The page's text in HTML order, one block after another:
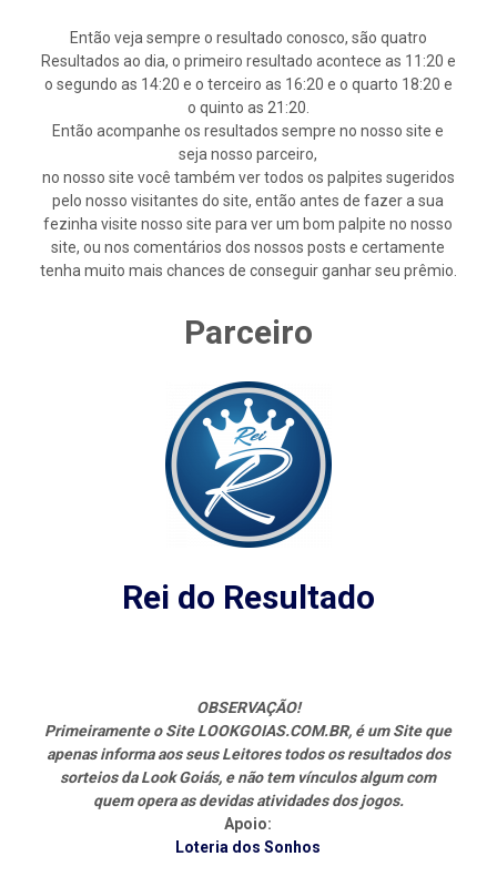
Então veja sempre o resultado conosco, são quatro
Resultados ao dia, o primeiro resultado acontece as 11:20 e
o segundo as 14:20 e o terceiro as 16:20 e o quarto 18:20 e
o quinto as 21:20.
Então acompanhe os resultados sempre no nosso site e
seja nosso parceiro,
no nosso site você também ver todos os palpites sugeridos
pelo nosso visitantes do site, então antes de fazer a sua
fezinha visite nosso site para ver um bom palpite no nosso
site, ou nos comentários dos nossos posts e certamente
tenha muito mais chances de conseguir ganhar seu prêmio.
Parceiro
Rei do Resultado
OBSERVAÇÃO!
Primeiramente o Site LOOKGOIAS.COM.BR, é um Site que
apenas informa aos seus Leitores todos os resultados dos
sorteios da Look Goiás, e não tem vínculos algum com
quem opera as devidas atividades dos jogos.
Apoio:
Loteria dos Sonhos